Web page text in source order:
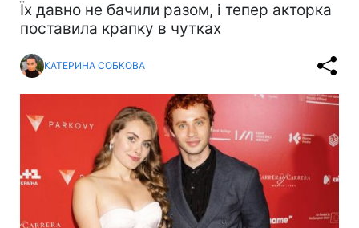
Їх давно не бачили разом, і тепер акторка
поставила крапку в чутках
КАТЕРИНА СОБКОВА